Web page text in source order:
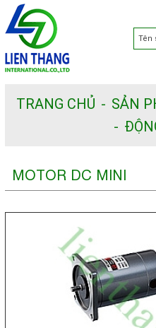
TRANG CHỦ SẢN
MOTOR DC MINI